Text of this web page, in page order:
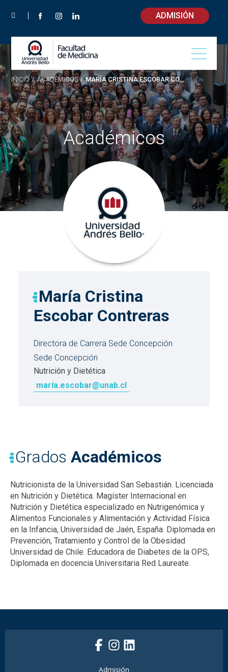
ADMISIÓN
INICIO / ACADÉMICOS / MARÍA CRISTINA ESCOBAR CONTRERAS
Académicos
María Cristina
Escobar Contreras
Directora de Carrera Sede Concepción
Sede Concepción
Nutrición y Dietética
maría.escobar@unab.cl
Grados Académicos
Nutricionista de la Universidad San Sebastián. Licenciada
en Nutrición y Dietética. Magíster Internacional en
Nutrición y Dietética especializado en Nutrigenómica y
Alimentos Funcionales y Alimentación y Actividad Física
en la Infancia, Universidad de Jaén, España. Diplomada en
Prevención, Tratamiento y Control de la Obesidad
Universidad de Chile. Educadora de Diabetes de la OPS,
Diplomada en docencia Universitaria Red Laureate.